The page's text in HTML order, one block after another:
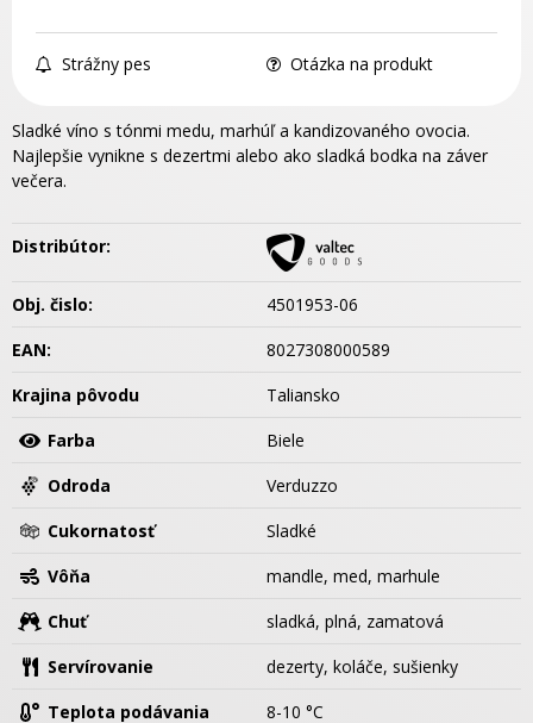
Strážny pes Otázka na produkt
Sladké víno s tónmi medu, marhúľ a kandizovaného ovocia.
Najlepšie vynikne s dezertmi alebo ako sladká bodka na záver
večera.
Distribútor:
Obj. čislo:
4501953-06
EAN:
8027308000589
Krajina pôvodu
Taliansko
Farba
Biele
Odroda
Verduzzo
Cukornatosť
Sladké
Vôňa
mandle, med, marhule
Chuť
sladká, plná, zamatová
Servírovanie
dezerty, koláče, sušienky
Teplota podávania
8-10 °C